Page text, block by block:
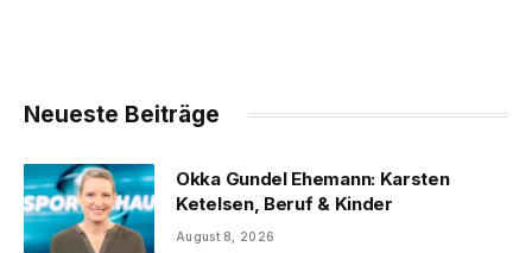
Neueste Beiträge
Okka Gundel Ehemann: Karsten
Ketelsen, Beruf & Kinder
August 8, 2026